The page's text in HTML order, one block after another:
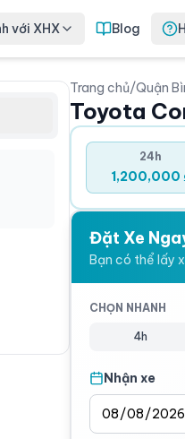
với XHX Blog
trong
Trang chủ/Quận
Toyota
24h
1,200,000
Đặt Xe
Bạn có thể lấy
CHỌN NHANH
4h
Nhận xe